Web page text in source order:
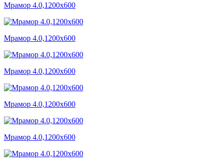
Мрамор 4.0,1200x600
Мрамор 4.0,1200x600
Мрамор 4.0,1200x600
Мрамор 4.0,1200x600
Мрамор 4.0,1200x600